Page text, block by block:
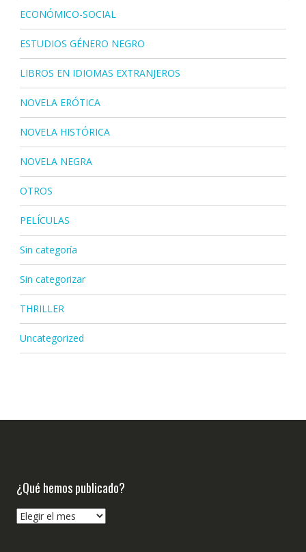
ECONÓMICO-SOCIAL
ESTUDIOS GÉNERO NEGRO
LIBROS EN IDIOMAS EXTRANJEROS
NOVELA ERÓTICA
NOVELA HISTÓRICA
NOVELA NEGRA
OTROS
PELÍCULAS
Sin categoría
Sin categorizar
THRILLER
Uncategorized
¿Qué hemos publicado?
¿Qué